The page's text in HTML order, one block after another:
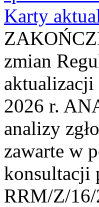
Karty
zmian
aktualizacji
2026 r.
analizy
zawarte w
konsultacji
RRM/Z/16/